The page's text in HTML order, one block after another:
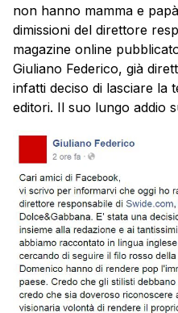
non hanno mamma e
dimissioni del direttore
magazine online
Giuliano Federico, già
infatti deciso di lasciare la
editori. Il suo lungo addio